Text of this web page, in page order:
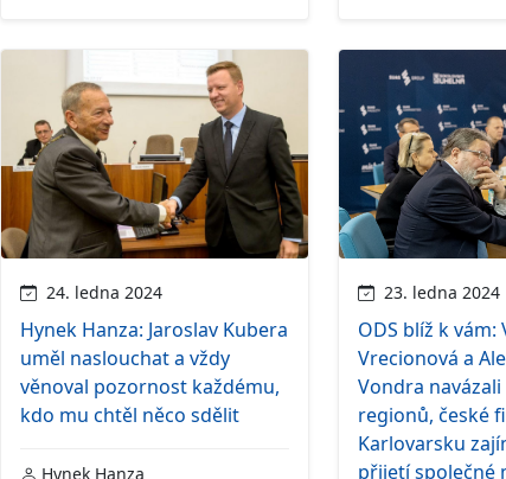
24. ledna 2024
Hynek Hanza: Jaroslav Kubera
uměl naslouchat a vždy
věnoval pozornost každému,
kdo mu chtěl něco sdělit
Hynek Hanza
23. ledna 2024
ODS blíž k vám:
Vrecionová a
Vondra
regionů, české
Karlovarsku
přijetí společné